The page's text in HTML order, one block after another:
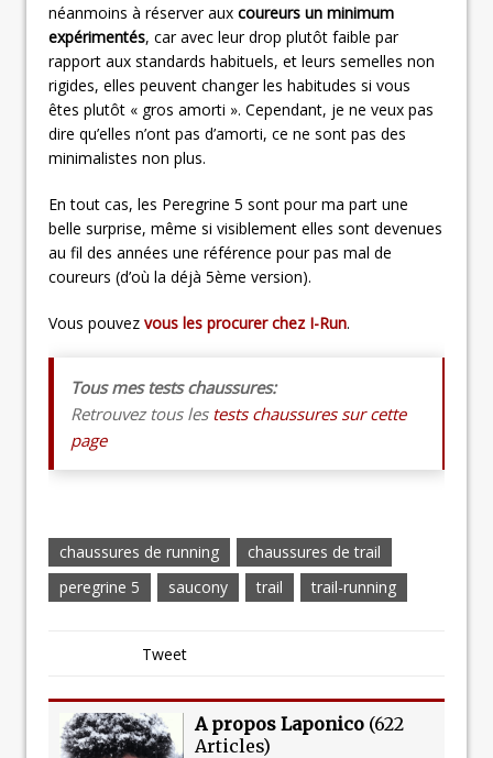
néanmoins à réserver aux coureurs un minimum
expérimentés, car avec leur drop plutôt faible par
rapport aux standards habituels, et leurs semelles non
rigides, elles peuvent changer les habitudes si vous
êtes plutôt « gros amorti ». Cependant, je ne veux pas
dire qu’elles n’ont pas d’amorti, ce ne sont pas des
minimalistes non plus.
En tout cas, les Peregrine 5 sont pour ma part une
belle surprise, même si visiblement elles sont devenues
au fil des années une référence pour pas mal de
coureurs (d’où la déjà 5ème version).
Vous pouvez vous les procurer chez I-Run.
Tous mes tests chaussures:
Retrouvez tous les tests chaussures sur cette
page
chaussures de running
chaussures de trail
peregrine 5
saucony trail trail-running
Tweet
A propos Laponico (622
Articles)